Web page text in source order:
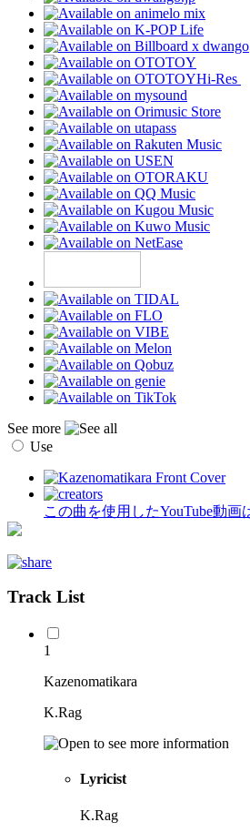
Hi-Res
See more
Use
この曲を使用したYouTube動
Track List
1
Kazenomatikara
K.Rag
Lyricist
K.Rag